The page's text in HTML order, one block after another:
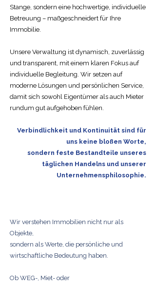
Stange, sondern eine hochwertige, individuelle
Betreuung – maßgeschneidert für Ihre
Immobilie.
Unsere Verwaltung ist dynamisch, zuverlässig
und transparent, mit einem klaren Fokus auf
individuelle Begleitung. Wir setzen auf
moderne Lösungen und persönlichen Service,
damit sich sowohl Eigentümer als auch Mieter
rundum gut aufgehoben fühlen.
Verbindlichkeit und Kontinuität sind für
uns keine bloßen Worte,
sondern feste Bestandteile unseres
täglichen Handelns und unserer
Unternehmensphilosophie.
Wir verstehen Immobilien nicht nur als
Objekte,
sondern als Werte, die persönliche und
wirtschaftliche Bedeutung haben.
Ob WEG-, Miet- oder